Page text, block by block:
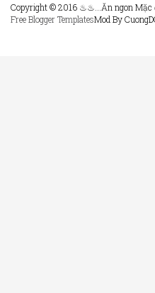
Copyright © 2016 ♨♨...Ăn ngon Mặc
Free Blogger TemplatesMod By